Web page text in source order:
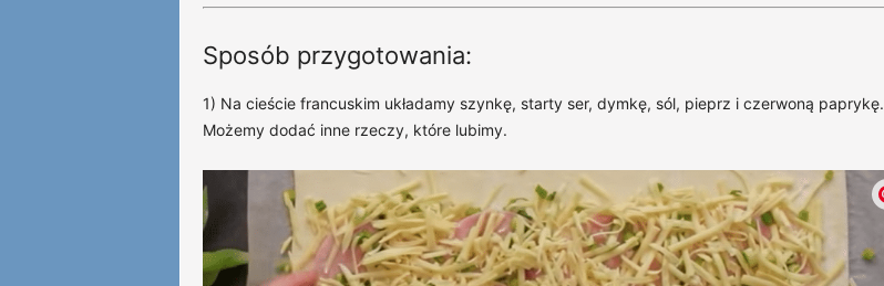
Sposób przygotowania:
1) Na cieście francuskim układamy szynkę, starty ser, dymkę, sól, pieprz i czerwoną paprykę.
Możemy dodać inne rzeczy, które lubimy.